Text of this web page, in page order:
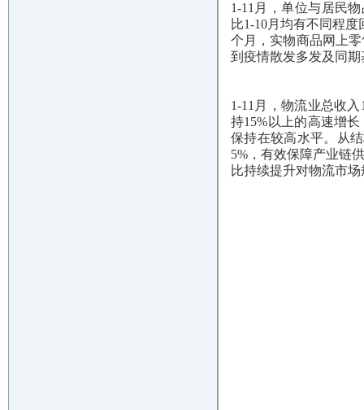
1-11月，单位与居民
比1-10月均有不同程
个月，实物商品网上
到疫情散发多发及同
1-11月，物流业总收
持15%以上的高速增
保持在较高水平。从
5%，有效保障产业链
比持续提升对物流市